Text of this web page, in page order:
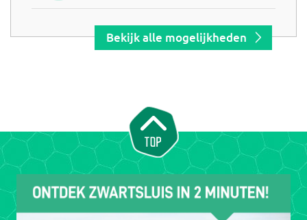
Bekijk alle mogelijkheden